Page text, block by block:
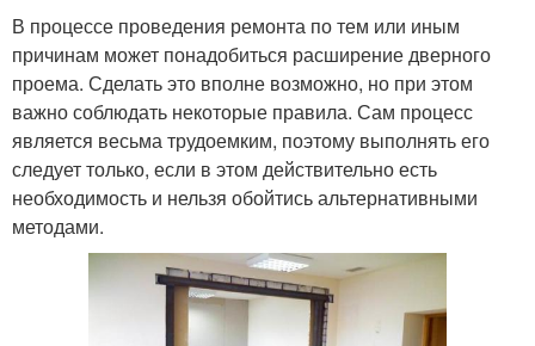
В процессе проведения ремонта по тем или иным
причинам может понадобиться расширение дверного
проема. Сделать это вполне возможно, но при этом
важно соблюдать некоторые правила. Сам процесс
является весьма трудоемким, поэтому выполнять его
следует только, если в этом действительно есть
необходимость и нельзя обойтись альтернативными
методами.